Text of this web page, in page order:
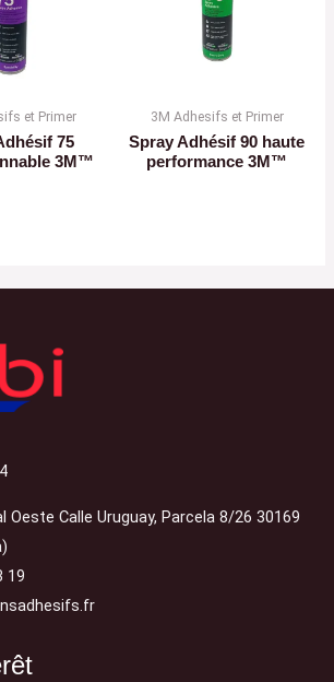
et Primer
75
3M™
3M Adhesifs et Primer
Spray Adhésif 90 haute
performance 3M™
Oeste Calle Uruguay, Parcela 8/26 30169
19